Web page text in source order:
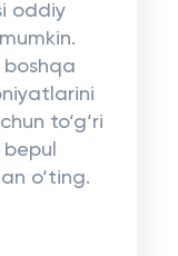
oddiy
to‘g‘ri
o‘ting.